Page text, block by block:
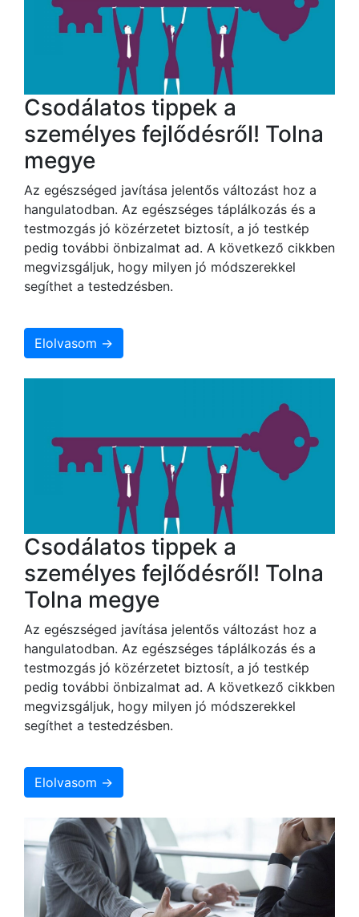
Csodálatos tippek a
személyes fejlődésről! Tolna
megye
Az egészséged javítása jelentős változást hoz a
hangulatodban. Az egészséges táplálkozás és a
testmozgás jó közérzetet biztosít, a jó testkép
pedig további önbizalmat ad. A következő cikkben
megvizsgáljuk, hogy milyen jó módszerekkel
segíthet a testedzésben.
Elolvasom →
Csodálatos tippek a
személyes fejlődésről! Tolna
Tolna megye
Az egészséged javítása jelentős változást hoz a
hangulatodban. Az egészséges táplálkozás és a
testmozgás jó közérzetet biztosít, a jó testkép
pedig további önbizalmat ad. A következő cikkben
megvizsgáljuk, hogy milyen jó módszerekkel
segíthet a testedzésben.
Elolvasom →